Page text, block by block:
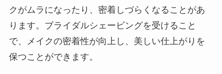
クがムラになったり、密着しづらくなることがあ
ります。ブライダルシェービングを受けること
で、メイクの密着性が向上し、美しい仕上がりを
保つことができます。